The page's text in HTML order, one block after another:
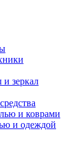
и зеркал
и коврами
и одеждой